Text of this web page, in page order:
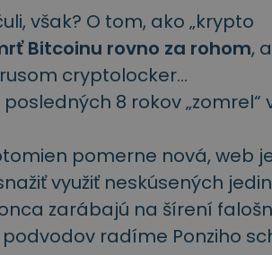
však? O tom, ako „krypto
Bitcoinu rovno za rohom,
cryptolocker…
posledných 8 rokov „zomrel“
pomerne nová, web
využiť neskúsených
zarábajú na šírení
radíme Ponziho